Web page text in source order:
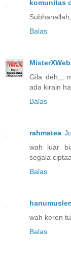
komunitas
Balas
Gila deh,,,
ada kirain
Balas
rahmatea
wah luar
segala
Balas
wah keren
Balas